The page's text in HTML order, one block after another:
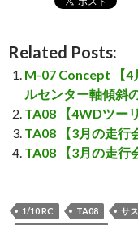
Related Posts:
M-07 Concept 【4
ルセンター軸傾斜
TA08 【4WDツー
TA08 【3月の走行
TA08 【3月の走行
1/10 RC TA08
サ